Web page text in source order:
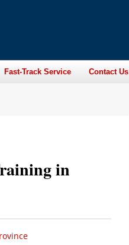
Fast-Track Service Contact Us
in